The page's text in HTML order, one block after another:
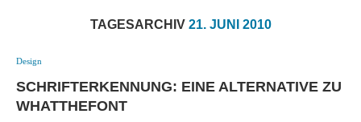
TAGESARCHIV 21. JUNI 2010
Design
SCHRIFTERKENNUNG: EINE ALTERNATIVE ZU
WHATTHEFONT